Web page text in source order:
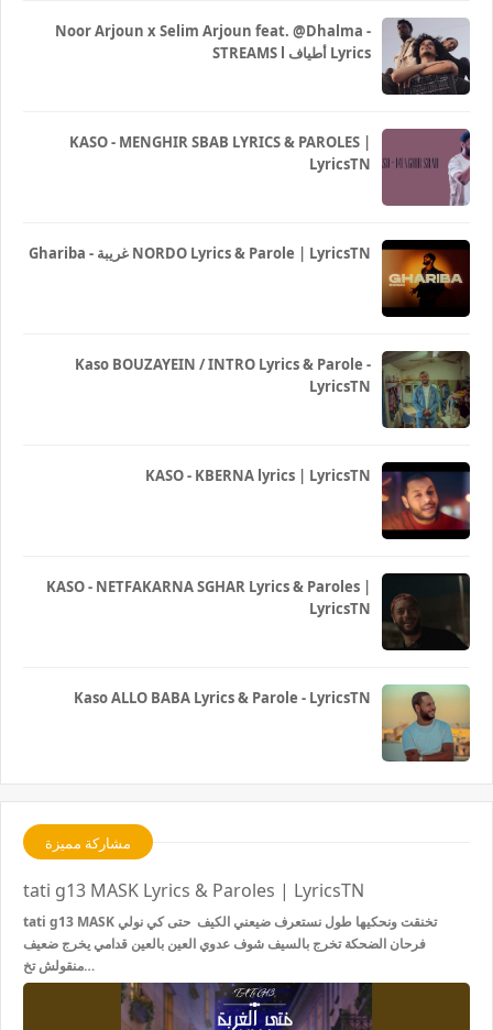
Noor Arjoun x Selim Arjoun feat. @Dhalma -
STREAMS l أطياف Lyrics
KASO - MENGHIR SBAB LYRICS & PAROLES |
LyricsTN
Ghariba - غريبة NORDO Lyrics & Parole | LyricsTN
Kaso BOUZAYEIN / INTRO Lyrics & Parole -
LyricsTN
KASO - KBERNA lyrics | LyricsTN
KASO - NETFAKARNA SGHAR Lyrics & Paroles |
LyricsTN
Kaso ALLO BABA Lyrics & Parole - LyricsTN
مشاركة مميزة
tati g13 MASK Lyrics & Paroles | LyricsTN
tati g13 MASK تخنقت ونحكيها طول نستعرف ضيعني الكيف حتى كي نولي
فرحان الضحكة تخرج بالسيف شوف عدوي العين بالعين قدامي يخرج ضعيف
منقولش تخ…